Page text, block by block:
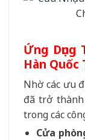
Ứng
Hàn Quốc
Nhờ các ưu
đã trở
trong các
Cửa